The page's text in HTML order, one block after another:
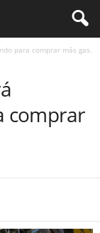
para comprar más gas.
comprar